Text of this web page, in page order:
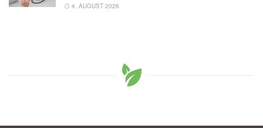
4. AUGUST 2026